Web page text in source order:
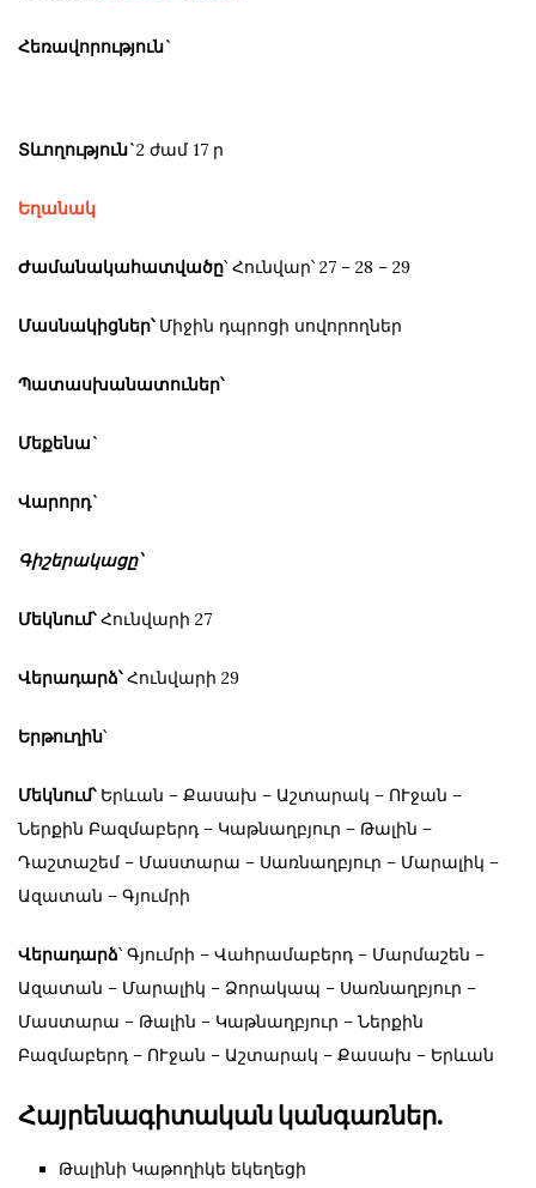
Հեռավորություն`
Տևողություն`2 ժամ 17 ր
Եղանակ
Ժամանակահատվածը՝ Հունվար՝ 27 – 28 – 29
Մասնակիցներ՝ Միջին դպրոցի սովորողներ
Պատասխանատուներ՝
Մեքենա`
Վարորդ`
Գիշերակացը՝
Մեկնում՝Հունվարի 27
Վերադարձ՝Հունվարի 29
Երթուղին՝
Մեկնում՝Երևան – Քասախ – Աշտարակ – ՈՒջան –
Ներքին Բազմաբերդ – Կաթնաղբյուր – Թալին –
Դաշտաշեմ – Մաստարա – Սառնաղբյուր – Մարալիկ –
Ազատան – Գյումրի
Վերադարձ՝ Գյումրի – Վահրամաբերդ – Մարմաշեն –
Ազատան – Մարալիկ – Ձորակապ – Սառնաղբյուր –
Մաստարա – Թալին – Կաթնաղբյուր – Ներքին
Բազմաբերդ – ՈՒջան – Աշտարակ – Քասախ – Երևան
Հայրենագիտական կանգառներ.
Թալինի Կաթողիկե եկեղեցի